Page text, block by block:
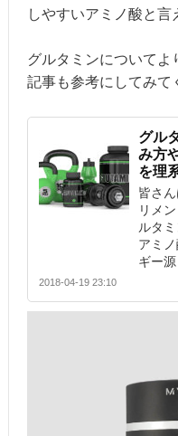
しやすいアミノ酸と言
グルタミンについてよ
記事も参考にしてみて
グル
み方
を理
皆さ
リメ
ルタ
アミ
ギー
2018-04-19 23:10